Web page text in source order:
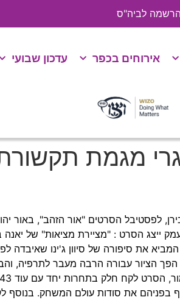
לביה"ס
אירוחים בכפר עדכון שבועי
מגמת
לפסטיבל הסרטים "אור הזהב", באור
הסרט : "מציירת מציאות" של יאנה
הפך הציור עבורה הרבה מעבר לתרפיה,
את סודות עולם המשחק. בנוסף